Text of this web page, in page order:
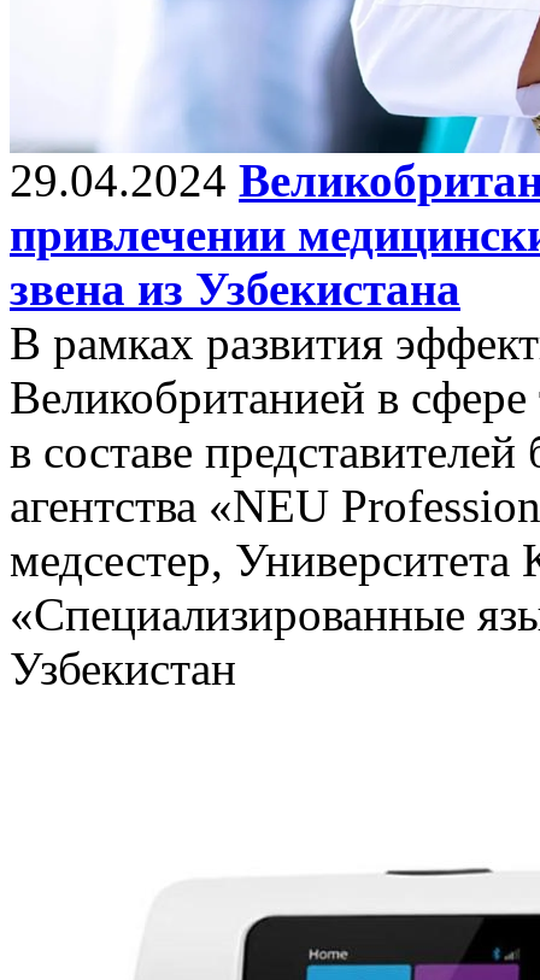
29.04.2024
привлечении
звена из Узбекистана
В рамках развития
Великобританией в
в составе
агентства «NEU
медсестер,
«Специализированные
Узбекистан